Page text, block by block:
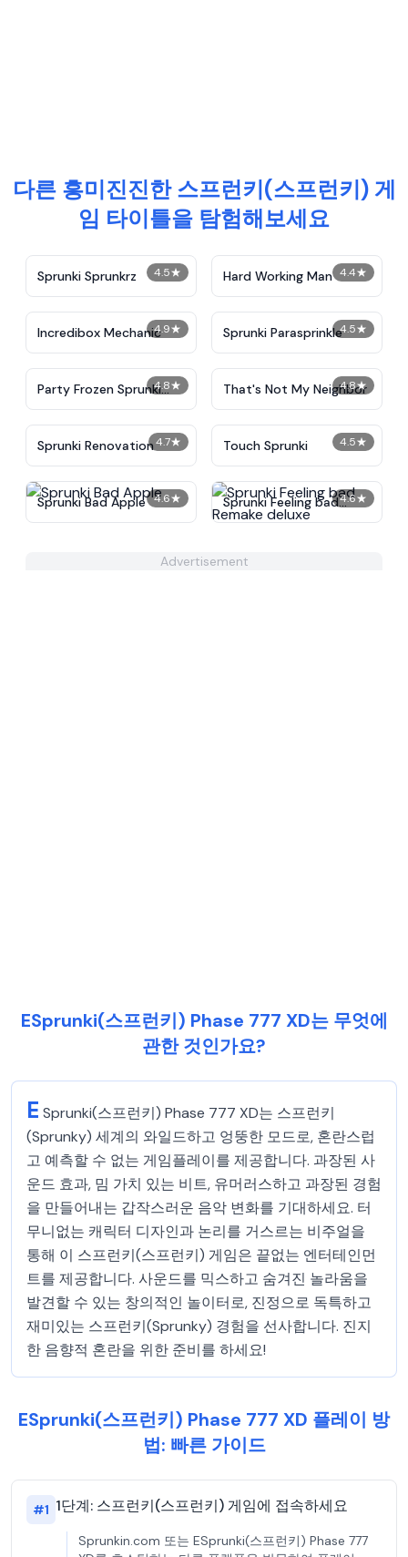
다른 흥미진진한 스프런키(스프런키) 게
임 타이틀을 탐험해보세요
4.5★
Sprunki Sprunkrz 4.4★
Hard Working Man
4.9★
Incredibox Mechanic 4.5★
Sprunki Parasprinkle
4.8★
Party Frozen Sprunki
Beat IncrediBox
4.8★
That's Not My Neighbor
4.7★
Sprunki Renovation 4.5★
Touch Sprunki
4.6★
Sprunki Bad Apple 4.6★
Sprunki Feeling bad
Remake deluxe
Advertisement
ESprunki(스프런키) Phase 777 XD는 무엇에
관한 것인가요?
E Sprunki(스프런키) Phase 777 XD는 스프런키
(Sprunky) 세계의 와일드하고 엉뚱한 모드로, 혼란스럽
고 예측할 수 없는 게임플레이를 제공합니다. 과장된 사
운드 효과, 밈 가치 있는 비트, 유머러스하고 과장된 경험
을 만들어내는 갑작스러운 음악 변화를 기대하세요. 터
무니없는 캐릭터 디자인과 논리를 거스르는 비주얼을
통해 이 스프런키(스프런키) 게임은 끝없는 엔터테인먼
트를 제공합니다. 사운드를 믹스하고 숨겨진 놀라움을
발견할 수 있는 창의적인 놀이터로, 진정으로 독특하고
재미있는 스프런키(Sprunky) 경험을 선사합니다. 진지
한 음향적 혼란을 위한 준비를 하세요!
ESprunki(스프런키) Phase 777 XD 플레이 방
법: 빠른 가이드
#1 1단계: 스프런키(스프런키) 게임에 접속하세요
Sprunkin.com 또는 ESprunki(스프런키) Phase 777